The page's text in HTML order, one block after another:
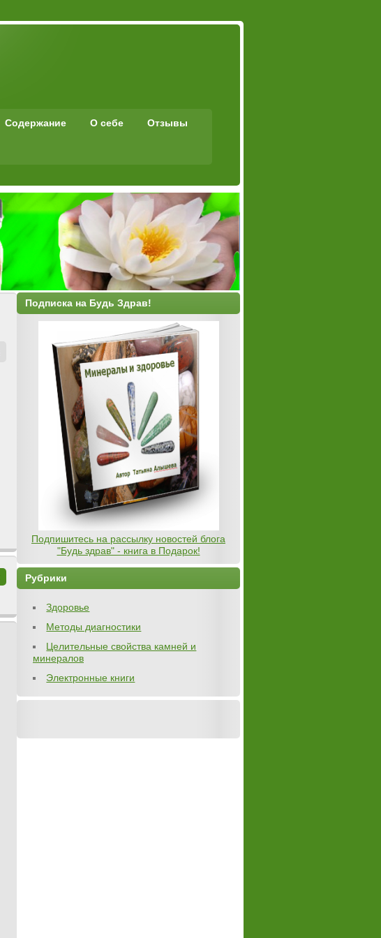
Содержание О себе Отзывы
Подписка на Будь Здрав!
Подпишитесь на рассылку новостей блога
"Будь здрав" - книга в Подарок!
Рубрики
Здоровье
Методы диагностики
Целительные свойства камней и
минералов
Электронные книги